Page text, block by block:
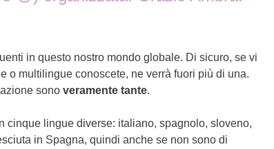
in questo nostro mondo globale. Di sicuro, se vi
o multilingue conoscete, ne verrà fuori più di una.
sonoveramente tante.
cinque lingue diverse: italiano, spagnolo, sloveno,
in Spagna, quindi anche se non sono di